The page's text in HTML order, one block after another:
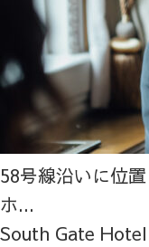
58号線沿いに位
ホ...
South Gate